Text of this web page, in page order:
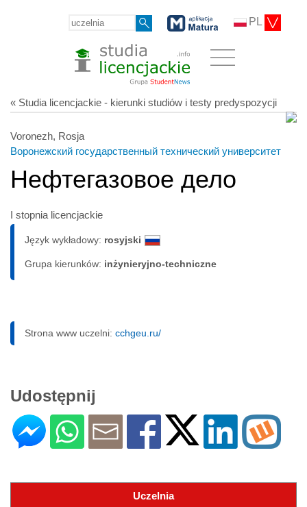
PL
« Studia licencjackie - kierunki studiów i testy predyspozycji
Voronezh, Rosja
Воронежский государственный технический университет
Нефтегазовое дело
I stopnia licencjackie
Język wykładowy: rosyjski
Grupa kierunków: inżynieryjno-techniczne
Strona www uczelni: cchgeu.ru/
Udostępnij
Uczelnia